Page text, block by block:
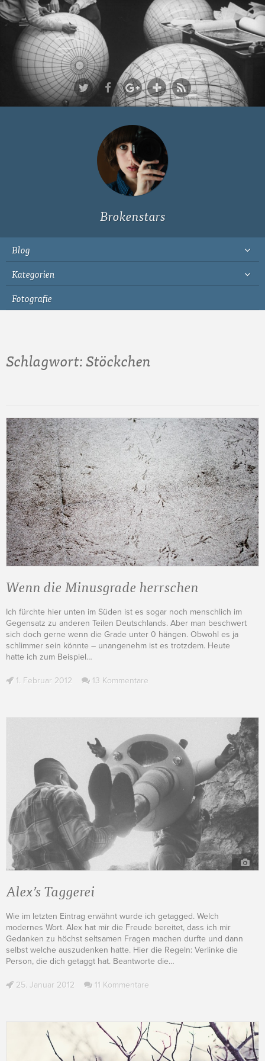
Ich bin Fyn,
23, und
wohne in
Köln
Brokenstars
Blog
Kategorien
Fotografie
Schlagwort:Stöckchen
Wenn die Minusgrade herrschen
Ich fürchte hier unten im Süden ist es sogar noch menschlich im
Gegensatz zu anderen Teilen Deutschlands. Aber man beschwert
sich doch gerne wenn die Grade unter 0 hängen. Obwohl es ja
schlimmer sein könnte – unangenehm ist es trotzdem. Heute
hatte ich zum Beispiel…
1. Februar 2012 13 Kommentare
Alex’s Taggerei
Wie im letzten Eintrag erwähnt wurde ich getagged. Welch
modernes Wort. Alex hat mir die Freude bereitet, dass ich mir
Gedanken zu höchst seltsamen Fragen machen durfte und dann
selbst welche auszudenken hatte. Hier die Regeln: Verlinke die
Person, die dich getaggt hat. Beantworte die…
25. Januar 2012 11 Kommentare